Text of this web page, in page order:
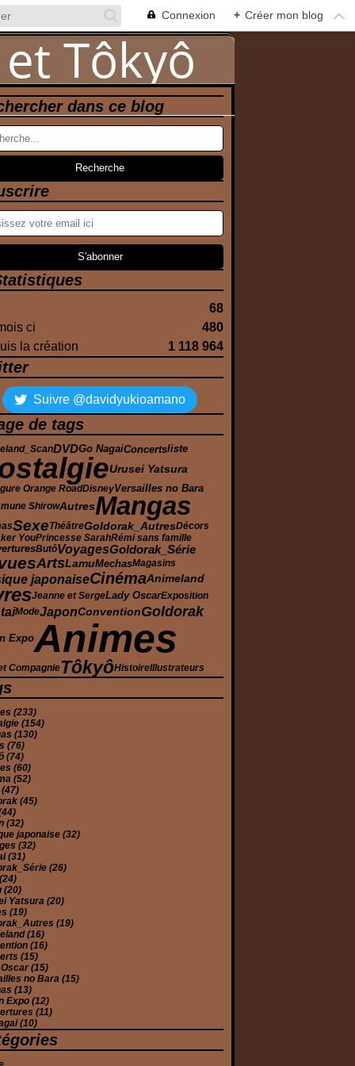
Connexion + Créer mon blog
dans ce blog
68
ci
480
la création
1 118 964
Suivre @davidyukioamano
de tags
DVDGo NagaiConcertsliste
Urusei Yatsura
Orange RoadDisneyVersailles no Bara
ShirowAutresMangas
SexeThéâtreGoldorak_AutresDécors
YouPrincesse SarahRémi sans famille
ButôVoyagesGoldorak_Série
ArtsLamuMechasMagasins
japonaiseCinémaAnimeland
Jeanne et SergeLady OscarExposition
ModeJaponConventionGoldorak
ExpoAnimes
CompagnieTôkyôHistoireIllustrateurs
(233)
(154)
(130)
(76)
(74)
(60)
(52)
(47)
(45)
(32)
japonaise (32)
(32)
(31)
(26)
(24)
(20)
Yatsura (20)
(19)
(19)
(16)
(16)
(15)
(15)
no Bara (15)
(13)
Expo (12)
(11)
(10)